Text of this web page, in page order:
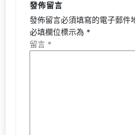
發佈留言
發佈留言必須填寫的電子郵件
必填欄位標示為 *
留言 *